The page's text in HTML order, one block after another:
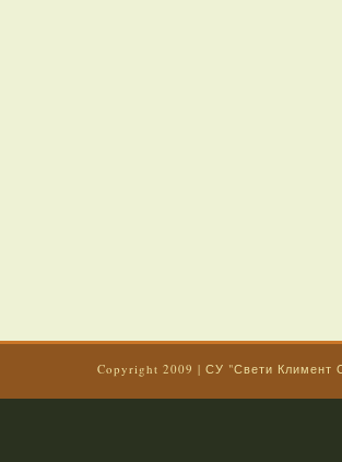
Copyright 2009 | СУ "Свети Климент